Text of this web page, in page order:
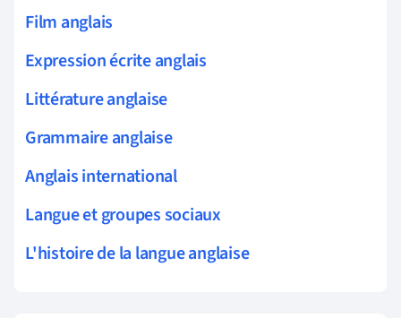
Film anglais
Expression écrite anglais
Littérature anglaise
Grammaire anglaise
Anglais international
Langue et groupes sociaux
L'histoire de la langue anglaise